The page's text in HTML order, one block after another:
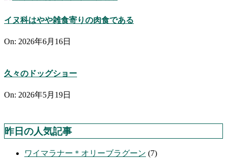
イヌ科はやや雑食寄りの肉食である
On: 2026年6月16日
久々のドッグショー
On: 2026年5月19日
昨日の人気記事
ワイマラナー＊オリーブラグーン (7)